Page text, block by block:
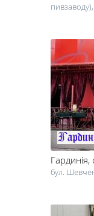
Гардинія,
бул.